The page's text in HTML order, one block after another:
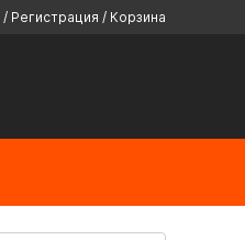
/ Регистрация / Корзина